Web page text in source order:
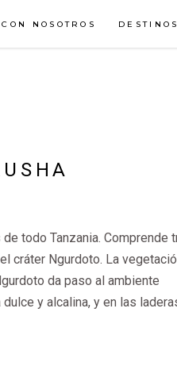
NOSOTROS
todo Tanzania. Comprende
cráter Ngurdoto. La
da paso al ambiente
y alcalina, y en las